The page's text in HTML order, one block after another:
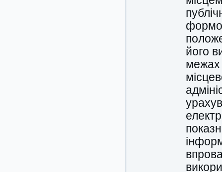
його
межах